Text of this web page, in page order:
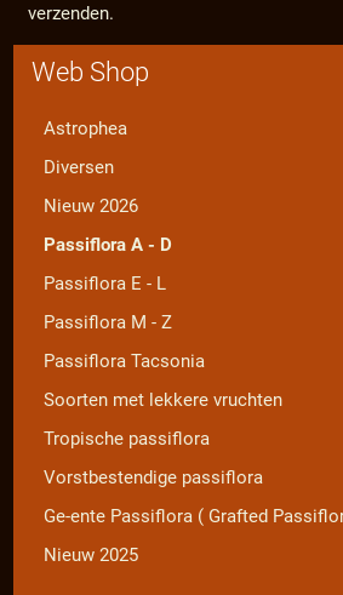
verzenden.
Web Shop
Astrophea
Diversen
Nieuw 2026
Passiflora A - D
Passiflora E - L
Passiflora M - Z
Passiflora Tacsonia
Soorten met lekkere vruchten
Tropische passiflora
Vorstbestendige passiflora
Ge-ente Passiflora ( Grafted
Nieuw 2025